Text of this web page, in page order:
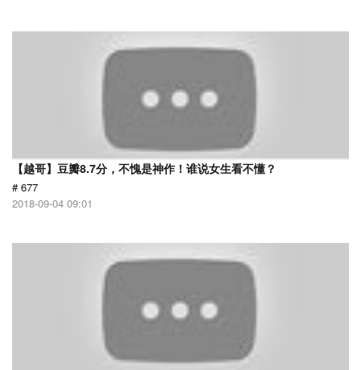
【越哥】豆瓣8.7分，不愧是神作！谁说女生看不懂？
# 677
2018-09-04 09:01